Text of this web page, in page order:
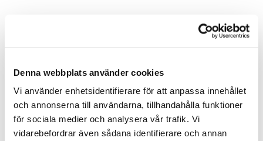
Denna webbplats använder cookies
Vi använder enhetsidentifierare för att anpassa innehållet
och annonserna till användarna, tillhandahålla funktioner
för sociala medier och analysera vår trafik. Vi
vidarebefordrar även sådana identifierare och annan
I RENT UT SAGT. Allt du vill veta om
lokalvård, tar sig Jan Stegmann och Carina
Boman Helgesson an lokalvårdens historia,
dagens professionella städning, chefs- och
ledarskapet, arbetsmiljö, integration och